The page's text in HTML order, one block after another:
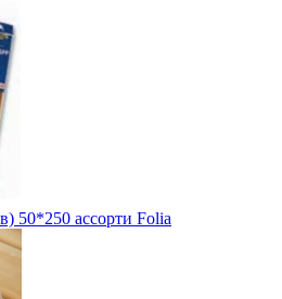
50*250 ассорти Folia